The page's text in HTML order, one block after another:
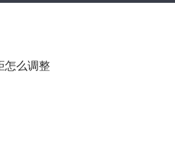
怎么调整